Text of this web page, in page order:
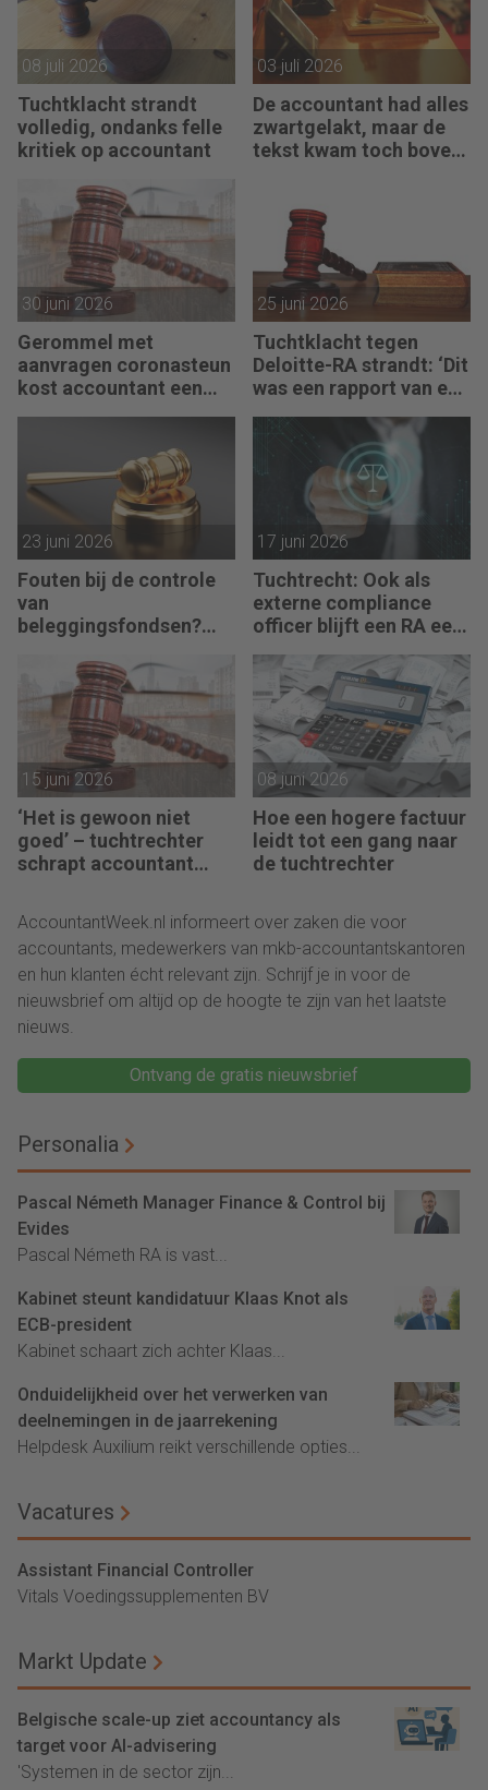
08 juli 2026
Tuchtklacht strandt
volledig, ondanks felle
kritiek op accountant
03 juli 2026
De accountant had alles
zwartgelakt, maar de
tekst kwam toch boven
30 juni 2026
Gerommel met
aanvragen coronasteun
kost accountant een
maand doorhaling
25 juni 2026
Tuchtklacht tegen
Deloitte-RA strandt: ‘Dit
was een rapport van een
partijdeskundige’
23 juni 2026
Fouten bij de controle
van
beleggingsfondsen?
17 juni 2026
Tuchtrecht: Ook als
externe compliance
officer blijft een RA een
RA
15 juni 2026
‘Het is gewoon niet
goed’ – tuchtrechter
schrapt accountant
08 juni 2026
Hoe een hogere factuur
leidt tot een gang naar
de tuchtrechter
AccountantWeek.nl informeert over zaken die voor
accountants, medewerkers van mkb-accountantskantoren
en hun klanten écht relevant zijn. Schrijf je in voor de
nieuwsbrief om altijd op de hoogte te zijn van het laatste
nieuws.
Ontvang de gratis nieuwsbrief
Personalia
Pascal Németh Manager Finance & Control bij
Evides
Pascal Németh RA is vast...
Kabinet steunt kandidatuur Klaas Knot als
ECB-president
Kabinet schaart zich achter Klaas...
Onduidelijkheid over het verwerken van
deelnemingen in de jaarrekening
Helpdesk Auxilium reikt verschillende opties...
Vacatures
Assistant Financial Controller
Vitals Voedingssupplementen BV
Markt Update
Belgische scale-up ziet accountancy als
target voor AI-advisering
'Systemen in de sector zijn...